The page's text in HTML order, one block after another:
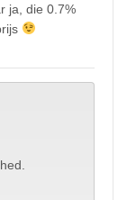
ja, die 0.7%